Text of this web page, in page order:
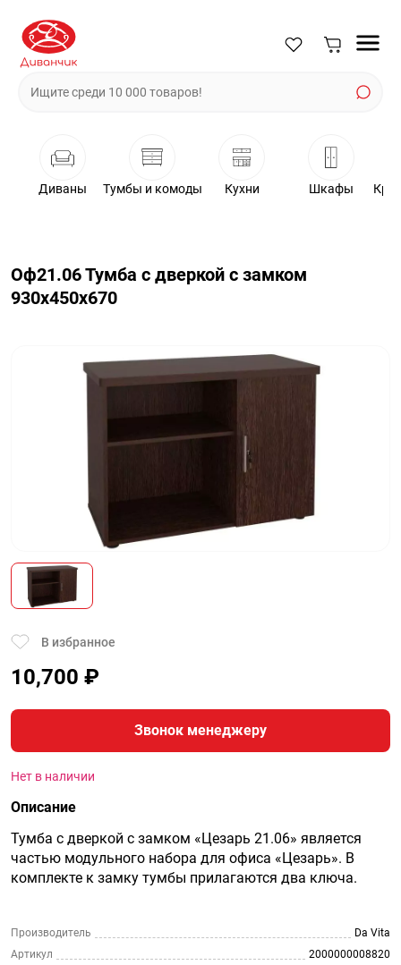
Диваны Тумбы и комоды Кухни Шкафы
Оф21.06 Тумба с дверкой с замком
930х450х670
В избранное
10,700 ₽
Звонок менеджеру
Нет в наличии
Описание
Тумба с дверкой с замком «Цезарь 21.06» является
частью модульного набора для офиса «Цезарь». В
комплекте к замку тумбы прилагаются два ключа.
Производитель
Da Vita
Артикул
2000000008820